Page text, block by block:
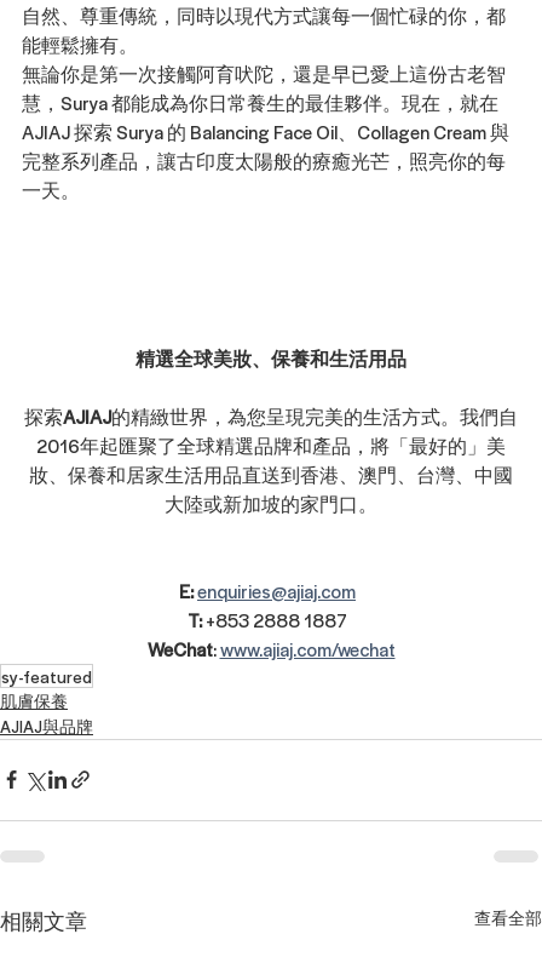
自然、尊重傳統，同時以現代方式讓每一個忙碌的你，都
能輕鬆擁有。
無論你是第一次接觸阿育吠陀，還是早已愛上這份古老智
慧，Surya 都能成為你日常養生的最佳夥伴。現在，就在
AJIAJ 探索 Surya 的 Balancing Face Oil、Collagen Cream 與
完整系列產品，讓古印度太陽般的療癒光芒，照亮你的每
一天。
精選全球美妝、保養和生活用品
探索AJIAJ的精緻世界，為您呈現完美的生活方式。我們自
2016年起匯聚了全球精選品牌和產品，將「最好的」美
妝、保養和居家生活用品直送到香港、澳門、台灣、中國
大陸或新加坡的家門口。
E:enquiries@ajiaj.com
T: +853 2888 1887
WeChat: www.ajiaj.com/wechat
sy-featured
肌膚保養
AJIAJ與品牌
相關文章 查看全部